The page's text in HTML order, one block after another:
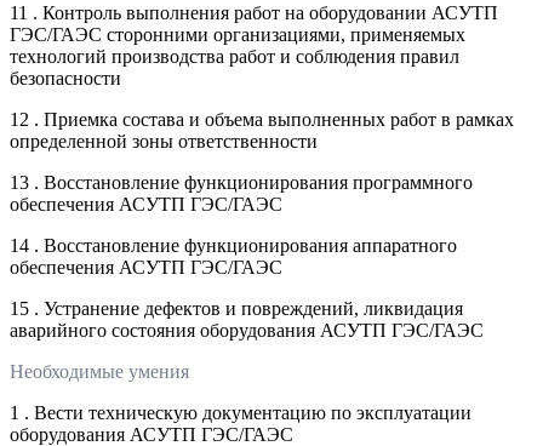
11 . Контроль выполнения работ на оборудовании АСУТП
ГЭС/ГАЭС сторонними организациями, применяемых
технологий производства работ и соблюдения правил
безопасности
12 . Приемка состава и объема выполненных работ в рамках
определенной зоны ответственности
13 . Восстановление функционирования программного
обеспечения АСУТП ГЭС/ГАЭС
14 . Восстановление функционирования аппаратного
обеспечения АСУТП ГЭС/ГАЭС
15 . Устранение дефектов и повреждений, ликвидация
аварийного состояния оборудования АСУТП ГЭС/ГАЭС
Необходимые умения
1 . Вести техническую документацию по эксплуатации
оборудования АСУТП ГЭС/ГАЭС